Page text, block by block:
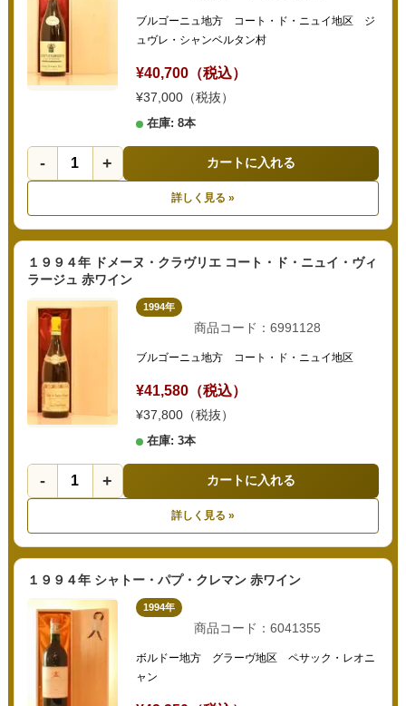
ブルゴーニュ地方 コート・ド・ニュイ地区 ジ
ュヴレ・シャンベルタン村
¥40,700（税込）
¥37,000（税抜）
在庫: 8本
- + カートに入れる
詳しく見る »
１９９４年 ドメーヌ・クラヴリエ コート・ド・ニュイ・ヴィ
ラージュ 赤ワイン
1994年
商品コード：6991128
ブルゴーニュ地方 コート・ド・ニュイ地区
¥41,580（税込）
¥37,800（税抜）
在庫: 3本
- + カートに入れる
詳しく見る »
１９９４年 シャトー・パプ・クレマン 赤ワイン
1994年
商品コード：6041355
ボルドー地方 グラーヴ地区 ペサック・レオニ
ャン